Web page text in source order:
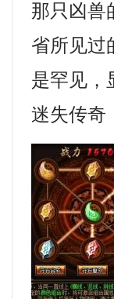
那只凶兽
省所见过
是罕见，
迷失传